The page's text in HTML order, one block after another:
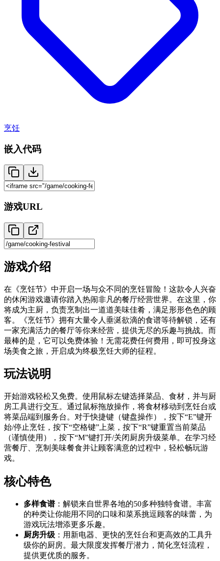
烹饪
嵌入代码
游戏URL
游戏介绍
在《烹饪节》中开启一场与众不同的烹饪冒险！这款令人兴奋
的休闲游戏邀请你踏入热闹非凡的餐厅经营世界。在这里，你
将成为主厨，负责烹制出一道道美味佳肴，满足形形色色的顾
客。《烹饪节》拥有大量令人垂涎欲滴的食谱等待解锁，还有
一家充满活力的餐厅等你来经营，提供无尽的乐趣与挑战。而
最棒的是，它可以免费体验！无需花费任何费用，即可投身这
场美食之旅，开启成为终极烹饪大师的征程。
玩法说明
开始游戏轻松又免费。使用鼠标左键选择菜品、食材，并与厨
房工具进行交互。通过鼠标拖放操作，将食材移动到烹饪台或
将菜品端到服务台。对于快捷键（键盘操作），按下“E”键开
始/停止烹饪，按下“空格键”上菜，按下“R”键重置当前菜品
（谨慎使用），按下“M”键打开/关闭厨房升级菜单。在学习经
营餐厅、烹制美味餐食并让顾客满意的过程中，轻松畅玩游
戏。
核心特色
多样食谱：解锁来自世界各地的50多种独特食谱。丰富
的种类让你能用不同的口味和菜系挑逗顾客的味蕾，为
游戏玩法增添更多乐趣。
厨房升级 ：用新电器、更快的烹饪台和更高效的工具升
级你的厨房。最大限度发挥餐厅潜力，简化烹饪流程，
提供更优质的服务。